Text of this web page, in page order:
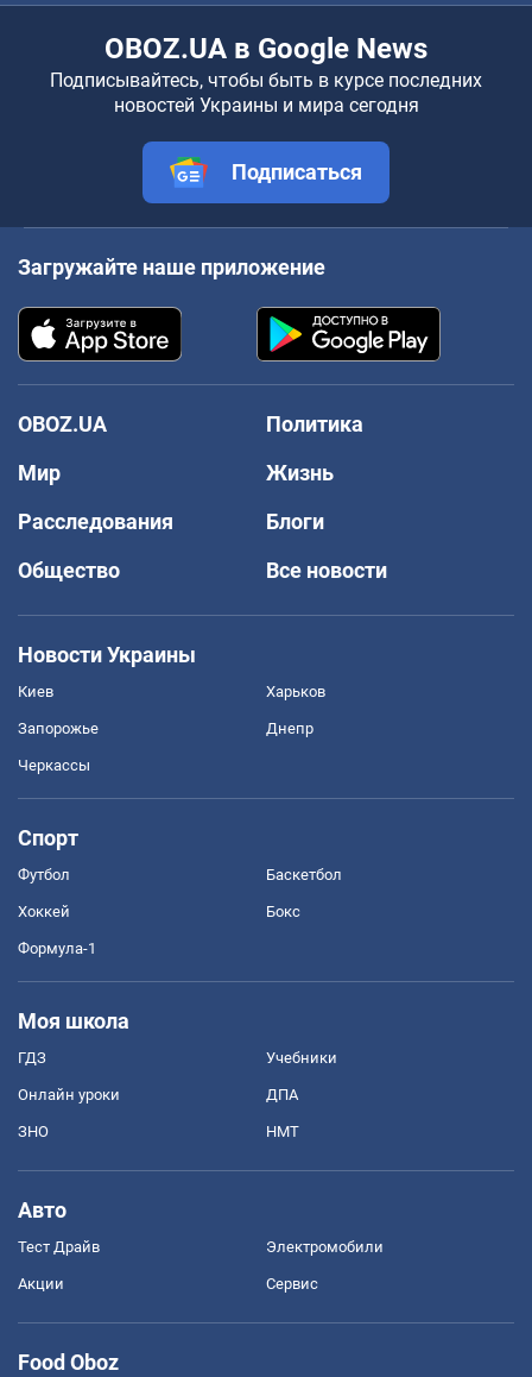
OBOZ.UA в Google News
Подписывайтесь, чтобы быть в курсе последних
новостей Украины и мира сегодня
Подписаться
Загружайте наше приложение
OBOZ.UA
Политика
Мир
Жизнь
Расследования
Блоги
Общество
Все новости
Новости Украины
Киев Харьков
Запорожье Днепр
Черкассы
Спорт
Футбол Баскетбол
Хоккей Бокс
Формула-1
Моя школа
ГДЗ Учебники
Онлайн уроки ДПА
ЗНО НМТ
Авто
Тест Драйв Электромобили
Акции Сервис
Food Oboz